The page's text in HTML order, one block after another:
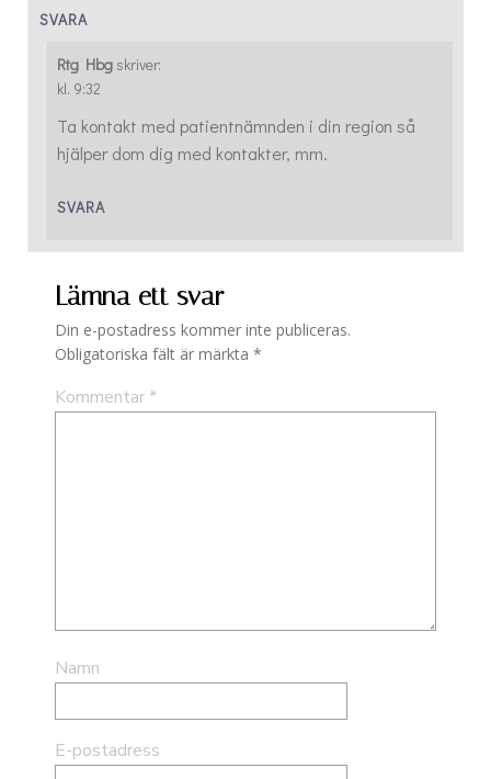
SVARA
Rtg Hbg skriver:
kl. 9:32
Ta kontakt med patientnämnden i din region så
hjälper dom dig med kontakter, mm.
SVARA
Lämna ett svar
Din e-postadress kommer inte publiceras.
Obligatoriska fält är märkta *
Kommentar*
Namn
E-postadress